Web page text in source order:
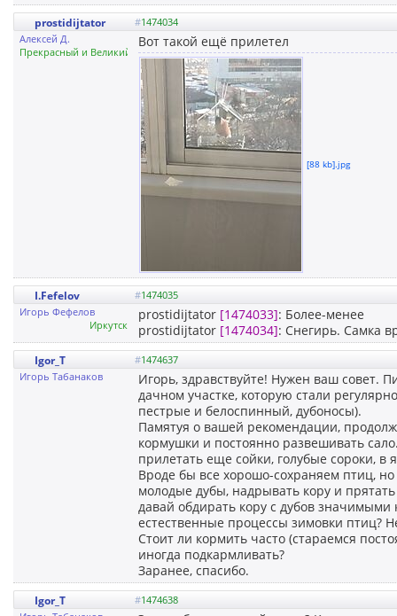
prostidijtator #1474034
Алексей Д.
Прекрасный и Великий Иркутск
Вот такой ещё прилетел
[88 kb].jpg
I.Fefelov #1474035
Игорь Фефелов
Иркутск
prostidijtator [1474033]: Более-менее
prostidijtator [1474034]: Снегирь. Самка
Igor_T #1474637
Игорь Табанаков
Игорь, здравствуйте! Нужен ваш совет.
дачном участке, которую стали
пестрые и белоспинный, дубоносы).
Памятуя о вашей рекомендации,
кормушки и постоянно развешивать
прилетать еще сойки, голубые сороки, в
Вроде бы все хорошо-сохраняем птиц,
молодые дубы, надрывать кору и
давай обдирать кору с дубов
естественные процессы зимовки птиц?
Стоит ли кормить часто (стараемся
иногда подкармливать?
Заранее, спасибо.
Igor_T #1474638